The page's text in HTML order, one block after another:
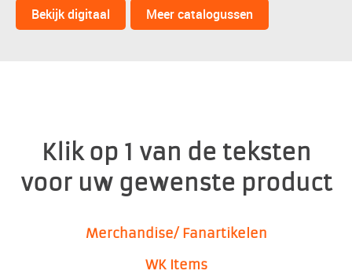
Bekijk digitaal Meer catalogussen
Klik op 1 van de teksten
voor uw gewenste product
Merchandise/ Fanartikelen
WK Items